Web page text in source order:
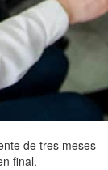
de tres meses
final.